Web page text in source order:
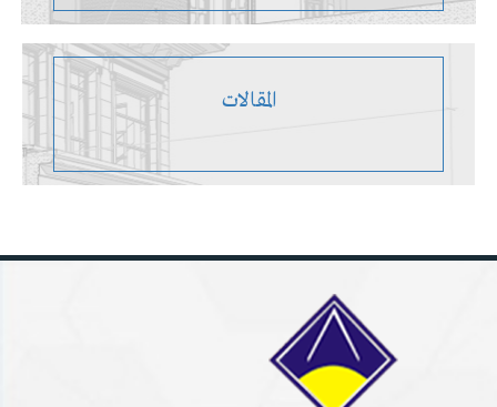
المقالات